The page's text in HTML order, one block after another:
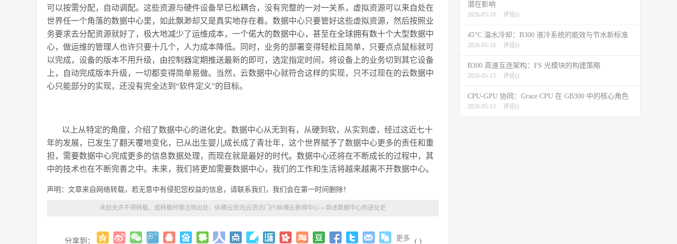
可以按需分配，自动调配。这些资源与硬件设备早已松耦合，没有完整的一对一关系，虚拟资源可以来自处在
世界任一个角落的数据中心里，如此飘渺却又是真实地存在着。数据中心只要管好这些虚拟资源，然后按照业
务要求去分配资源就好了，极大地减少了运维成本，一个偌大的数据中心，甚至在全球拥有数十个大型数据中
心，做运维的管理人也许只要十几个，人力成本降低。同时，业务的部署变得轻松且简单，只要点点鼠标就可
以完成，设备的版本不用升级，由控制器定期推送最新的即可，选定指定时间，将设备上的业务切到其它设备
上，自动完成版本升级，一切都变得简单易做。当然，云数据中心就符合这样的实现，只不过现在的云数据中
心只能部分的实现，还没有完全达到“软件定义”的目标。
以上从特定的角度，介绍了数据中心的进化史。数据中心从无到有，从硬到软，从实到虚，经过这近七十
年的发展，已发生了翻天覆地变化，已从出生婴儿成长成了青壮年，这个世界赋予了数据中心更多的责任和重
担，需要数据中心完成更多的信息数据处理，而现在就是最好的时代。数据中心还将在不断成长的过程中，其
中的技术也在不断完善之中。未来，我们将更加需要数据中心，我们的工作和生活将越来越离不开数据中心。
声明：文章来自网络转载，若无意中有侵犯您权益的信息，请联系我们，我们会在第一时间删除！
未经允许不得转载，或转载时需注明出处： 纵横云资讯|云资讯门户|纵横云新闻中心 » 简述数据中心的进化史
分享到： 更多 ( )
潜在影响
2026-05-18 评论()
45°C 温水冷却：B300 液冷系统的能效与节水新标准
2026-05-18 评论()
B300 高速互连架构：FS 光模块的构建策略
2026-05-13 评论()
CPU-GPU 协同：Grace CPU 在 GB300 中的核心角色
2026-05-13 评论()